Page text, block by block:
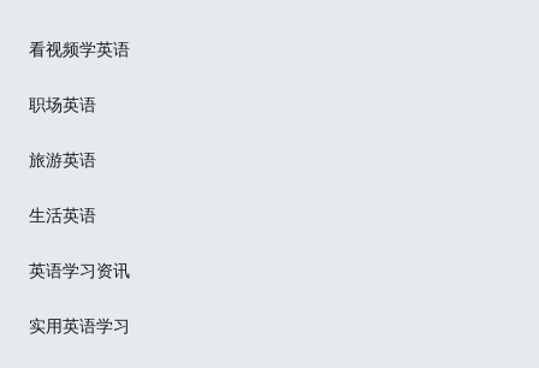
看视频学英语
职场英语
旅游英语
生活英语
英语学习资讯
实用英语学习